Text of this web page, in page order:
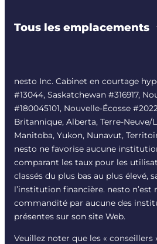
Tous les emplacements
nesto Inc. Cabinet en courtage
#13044, Saskatchewan #316917,
#180045101, Nouvelle-Écosse #
Britannique, Alberta, Terre-Neuve/
Manitoba, Yukon, Nunavut,
nesto ne favorise aucune
comparant les taux pour les
classés du plus bas au plus élevé,
l’institution financière. nesto n’est
commandité par aucune des
présentes sur son site Web.
Veuillez noter que les « conseillers